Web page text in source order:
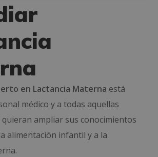
en Lactancia Materna está
médico y a todas aquellas
ampliar sus conocimientos
alimentación infantil y a la